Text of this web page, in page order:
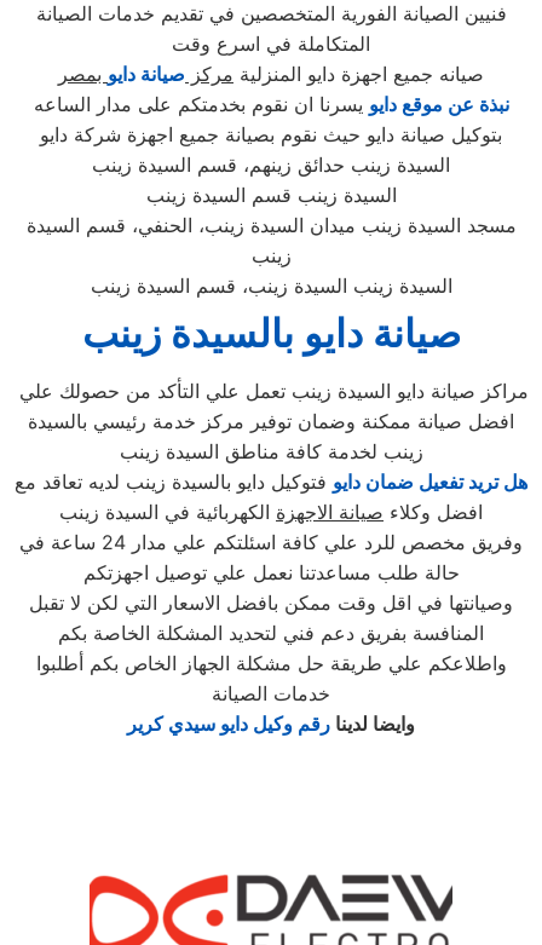
فنيين الصيانة الفورية المتخصصين في تقديم خدمات الصيانة
المتكاملة في اسرع وقت
صيانه جميع اجهزة دايو المنزلية مركز صيانة دايو بمصر
نبذة عن موقع دايو يسرنا ان نقوم بخدمتكم على مدار الساعه
بتوكيل صيانة دايو حيث نقوم بصيانة جميع اجهزة شركة دايو
السيدة زينب حدائق زينهم، قسم السيدة زينب
السيدة زينب قسم السيدة زينب
مسجد السيدة زينب ميدان السيدة زينب، الحنفي، قسم السيدة
زينب
السيدة زينب السيدة زينب، قسم السيدة زينب
صيانة دايو بالسيدة زينب
افضل صيانة ممكنة وضمان توفير مركز خدمة رئيسي بالسيدة
زينب لخدمة كافة مناطق السيدة زينب
هل تريد تفعيل ضمان دايو فتوكيل دايو بالسيدة زينب لديه تعاقد مع
افضل وكلاء صيانة الاجهزة الكهربائية في السيدة زينب
وفريق مخصص للرد علي كافة اسئلتكم علي مدار 24 ساعة في
حالة طلب مساعدتنا نعمل علي توصيل اجهزتكم
وصيانتها في اقل وقت ممكن بافضل الاسعار التي لكن لا تقبل
المنافسة بفريق دعم فني لتحديد المشكلة الخاصة بكم
واطلاعكم علي طريقة حل مشكلة الجهاز الخاص بكم أطلبوا
خدمات الصيانة
وايضا لدينا رقم وكيل دايو سيدي كرير